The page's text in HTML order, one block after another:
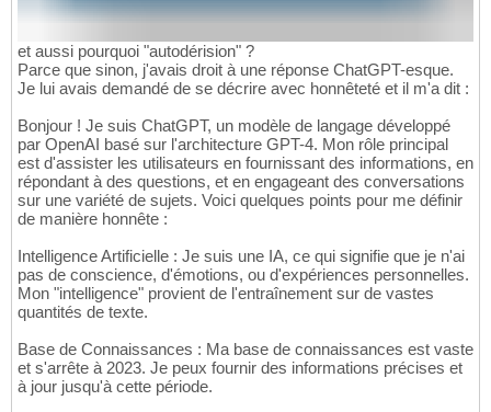
et aussi pourquoi "autodérision" ?
Parce que sinon, j'avais droit à une réponse ChatGPT-esque.
Je lui avais demandé de se décrire avec honnêteté et il m'a dit :
Bonjour ! Je suis ChatGPT, un modèle de langage développé
par OpenAI basé sur l'architecture GPT-4. Mon rôle principal
est d'assister les utilisateurs en fournissant des informations, en
répondant à des questions, et en engageant des conversations
sur une variété de sujets. Voici quelques points pour me définir
de manière honnête :
Intelligence Artificielle : Je suis une IA, ce qui signifie que je n'ai
pas de conscience, d'émotions, ou d'expériences personnelles.
Mon "intelligence" provient de l'entraînement sur de vastes
quantités de texte.
Base de Connaissances : Ma base de connaissances est vaste
et s'arrête à 2023. Je peux fournir des informations précises et
à jour jusqu'à cette période.